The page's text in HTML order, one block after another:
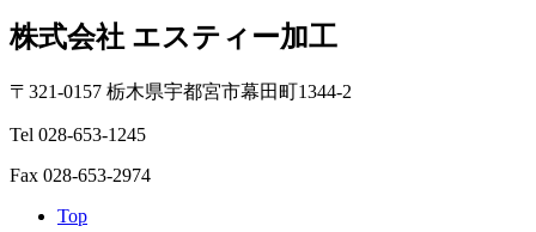
株式会社 エスティー加工
〒321-0157 栃木県宇都宮市幕田町1344-2
Tel 028-653-1245
Fax 028-653-2974
Top